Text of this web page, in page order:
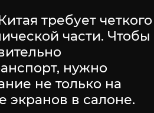
требует четкого
части. Чтобы
нужно
не только на
экранов в салоне.